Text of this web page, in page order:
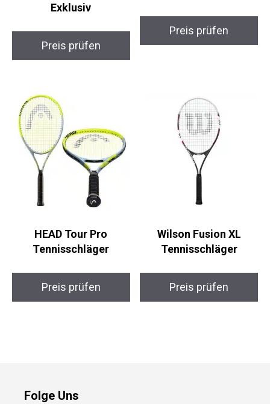
Exklusiv
Preis prüfen
Preis prüfen
HEAD Tour Pro
Tennisschläger
Preis prüfen
Wilson Fusion XL
Tennisschläger
Preis prüfen
Folge Uns